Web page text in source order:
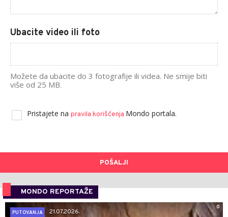
Ubacite video ili foto
Možete da ubacite do 3 fotografije ili videa. Ne smije biti
više od 25 MB.
Pristajete na pravila korišćenja Mondo portala.
POŠALJI
MONDO REPORTAŽE
0
PUTOVANJA
21.07.2026.